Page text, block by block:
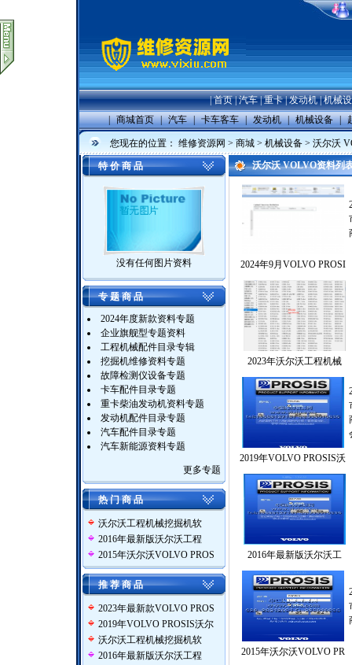
|首页|汽车|重卡|发动机|机械
| 商城首页 | 汽车 | 卡车客车 | 发动机 | 机械设备 |
您现在的位置： 维修资源网 > 商城 > 机械设备 > 沃尔沃
特 价 商 品
没有任何图片资料
专 题 商 品
2024年度新款资料专题
企业旗舰型专题资料
工程机械配件目录专辑
挖掘机维修资料专题
故障检测仪设备专题
卡车配件目录专题
重卡柴油发动机资料专题
发动机配件目录专题
汽车配件目录专题
汽车新能源资料专题
更多专题
热 门 商 品
沃尔沃工程机械挖掘机软
2016年最新版沃尔沃工程
2015年沃尔沃VOLVO PROS
推 荐 商 品
2023年最新款VOLVO PROS
2019年VOLVO PROSIS沃尔
沃尔沃工程机械挖掘机软
2016年最新版沃尔沃工程
沃尔沃 VOLVO资料列
2024年9月VOLVO PROSI
2023年沃尔沃工程机械
2019年VOLVO PROSIS沃
2016年最新版沃尔沃工
2015年沃尔沃VOLVO PR